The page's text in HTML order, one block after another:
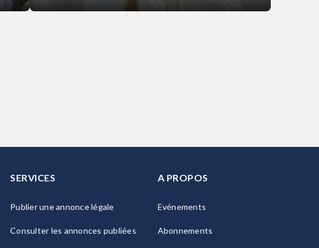
SERVICES
Publier une annonce légale
Consulter les annonces publiées
A PROPOS
Evénements
Abonnements